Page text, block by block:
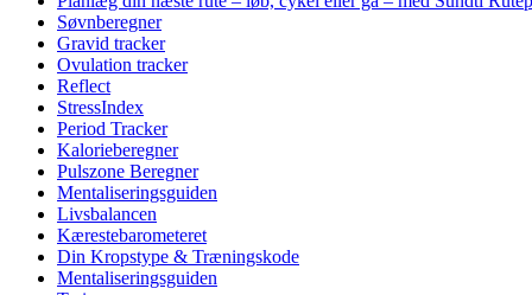
Søvnberegner
Gravid tracker
Ovulation tracker
Reflect
StressIndex
Period Tracker
Kalorieberegner
Pulszone Beregner
Mentaliseringsguiden
Livsbalancen
Kærestebarometeret
Din Kropstype & Træningskode
Mentaliseringsguiden